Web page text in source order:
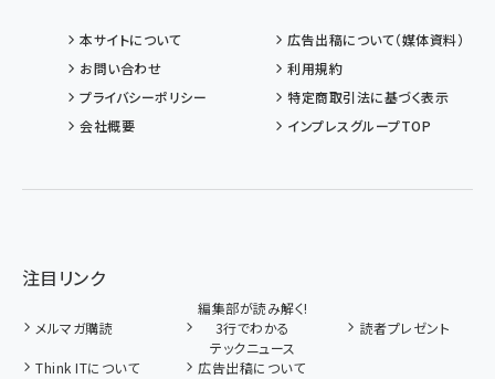
本サイトについて
広告出稿について（媒体資料）
お問い合わせ
利用規約
プライバシーポリシー
特定商取引法に基づく表示
会社概要
インプレスグループTOP
注目リンク
メルマガ購読
編集部が読み解く!
3行でわかる
テックニュース
読者プレゼント
Think ITについて 広告出稿について